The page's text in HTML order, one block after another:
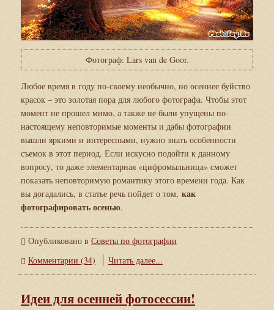
Фотограф: Lars van de Goor.
Любое время в году по-своему необычно, но осеннее буйство
красок – это золотая пора для любого фотографа. Чтобы этот
момент не прошел мимо, а также не были упущены по-
настоящему неповторимые моменты и дабы фотографии
вышли яркими и интересными, нужно знать особенности
съемок в этот период. Если искусно подойти к данному
вопросу, то даже элементарная «цифромыльница» сможет
показать неповторимую романтику этого времени года. Как
вы догадались, в статье речь пойдет о том, как
фотографировать осенью.
Опубликовано в Советы по фотографии
Комментарии (34)
Читать далее...
Идеи для осенней фотосессии!